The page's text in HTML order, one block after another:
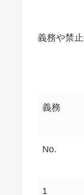
義務や禁
義務
No.
1